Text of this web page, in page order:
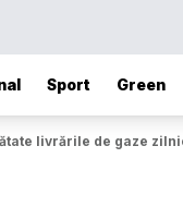
Sport Green
livrările de gaze